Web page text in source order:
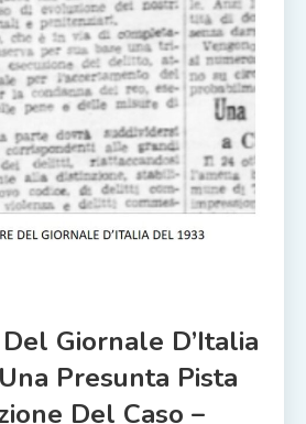
Giornale D’Italia
Presunta Pista
Del Caso –